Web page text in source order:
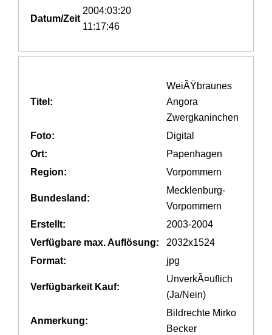
Datum/Zeit
2004:03:20
11:17:46
Titel:
WeiÃŸbraunes
Angora
Zwergkaninchen
Foto:
Digital
Ort:
Papenhagen
Region:
Vorpommern
Bundesland:
Mecklenburg-
Vorpommern
Erstellt:
2003-2004
Verfügbare max. Auflösung:
2032x1524
Format:
jpg
Verfügbarkeit Kauf:
UnverkÃ¤uflich
(Ja/Nein)
Anmerkung:
Bildrechte Mirko
Becker